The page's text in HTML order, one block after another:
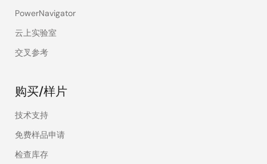
PowerNavigator
云上实验室
交叉参考
购买/样片
技术支持
免费样品申请
检查库存